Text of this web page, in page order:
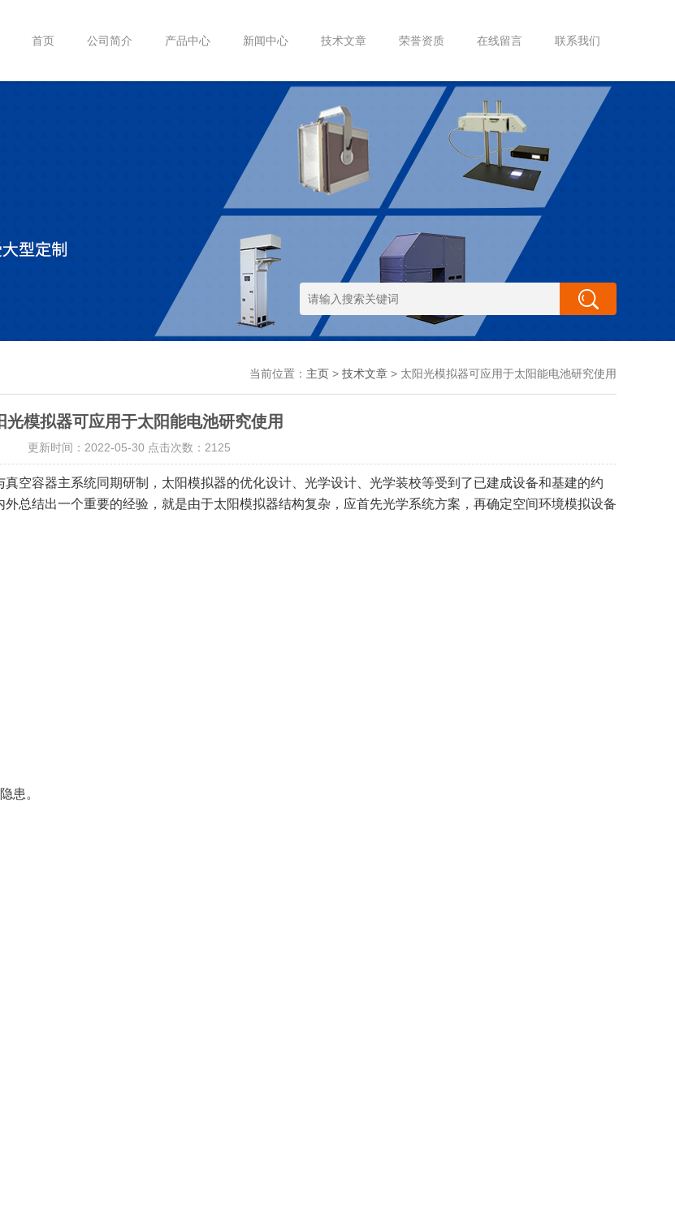
首页 公司简介 产品中心 新闻中心 技术文章 荣誉资质 在线留言 联系我们
当前位置： 主页 > 技术文章 > 太阳光模拟器可应用于太阳能电池研究使用
光模拟器可应用于太阳能电池研究使用
更新时间：2022-05-30 点击次数：2125
空容器主系统同期研制，太阳模拟器的优化设计、光学设计、光学装校等受到了已建成设备和基建的约
总结出一个重要的经验，就是由于太阳模拟器结构复杂，应首先光学系统方案，再确定空间环境模拟设备
患。